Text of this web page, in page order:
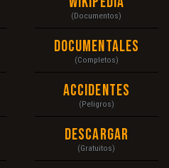
(Documentos)
Documentales
(Completos)
Accidentes
(Peligros)
Descargar
(Gratuitos)